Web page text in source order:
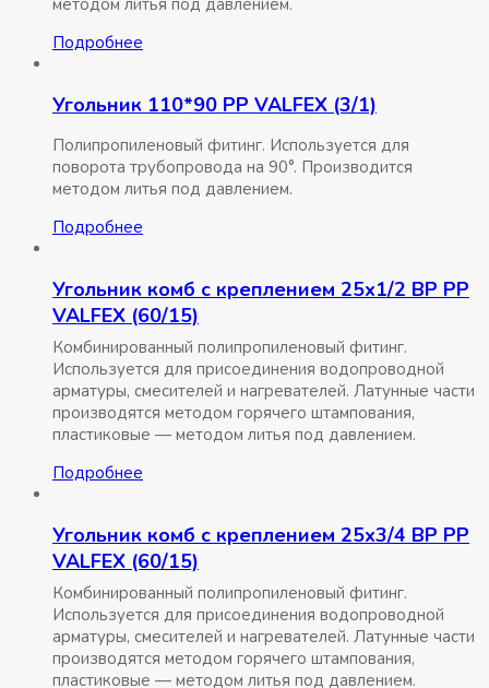
методом литья под давлением.
Подробнее
Угольник 110*90 РР VALFEX (3/1)
Полипропиленовый фитинг. Используется для
поворота трубопровода на 90°. Производится
методом литья под давлением.
Подробнее
Угольник комб с креплением 25х1/2 ВР РР
VALFEX (60/15)
Комбинированный полипропиленовый фитинг.
Используется для присоединения водопроводной
арматуры, смесителей и нагревателей. Латунные части
производятся методом горячего штампования,
пластиковые — методом литья под давлением.
Подробнее
Угольник комб с креплением 25х3/4 ВР РР
VALFEX (60/15)
Комбинированный полипропиленовый фитинг.
Используется для присоединения водопроводной
арматуры, смесителей и нагревателей. Латунные части
производятся методом горячего штампования,
пластиковые — методом литья под давлением.